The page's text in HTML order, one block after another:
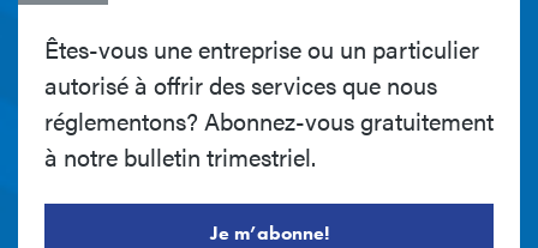
Êtes-vous une entreprise ou un particulier
autorisé à offrir des services que nous
réglementons? Abonnez-vous gratuitement
à notre bulletin trimestriel.
Je m’abonne!